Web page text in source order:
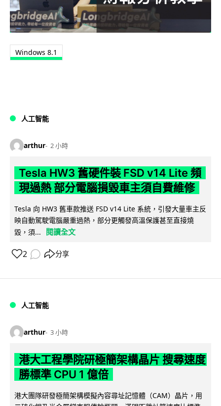
Windows 8.1
人工智能
arthur 2 小時
Tesla HW3 舊硬件裝 FSD v14 Lite 頻
現過熱 部分電腦損毀車主須自費維修
Tesla 向 HW3 舊車款推送 FSD v14 Lite 系統，引發大量車主反
映自動駕駛電腦嚴重過熱，部分更觸發高溫保護甚至直接燒
毀，須...
閱讀全文
2 分享
人工智能
arthur 3 小時
港大工程學院研極簡架構晶片 搜尋速度
勝標準 CPU 1 億倍
港大團隊研發極簡架構模擬內容尋址記憶體（CAM）晶片，用